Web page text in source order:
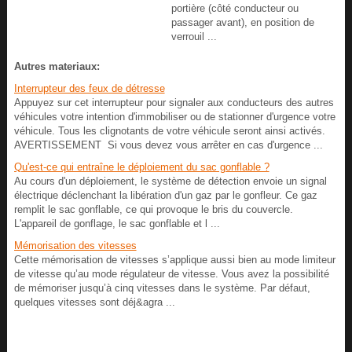
portière (côté conducteur ou
passager avant), en position de
verrouil ...
Autres materiaux:
Interrupteur des feux de détresse
Appuyez sur cet interrupteur pour signaler aux conducteurs des autres
véhicules votre intention d'immobiliser ou de stationner d'urgence votre
véhicule. Tous les clignotants de votre véhicule seront ainsi activés.
AVERTISSEMENT Si vous devez vous arrêter en cas d'urgence ...
Qu'est-ce qui entraîne le déploiement du sac gonflable ?
Au cours d'un déploiement, le système de détection envoie un signal
électrique déclenchant la libération d'un gaz par le gonfleur. Ce gaz
remplit le sac gonflable, ce qui provoque le bris du couvercle.
L'appareil de gonflage, le sac gonflable et l ...
Mémorisation des vitesses
Cette mémorisation de vitesses s’applique aussi bien au mode limiteur
de vitesse qu’au mode régulateur de vitesse. Vous avez la possibilité
de mémoriser jusqu’à cinq vitesses dans le système. Par défaut,
quelques vitesses sont déj&agra ...